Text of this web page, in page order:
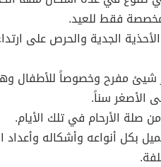
فقط للعيد.
الجدية والحرص على
شيئ مفرح وخصوصاً للأطفال
الأصغر سناً.
من صلة الأرحام في تلك الأيام.
بكل أنواعه وأشكاله وأعداد